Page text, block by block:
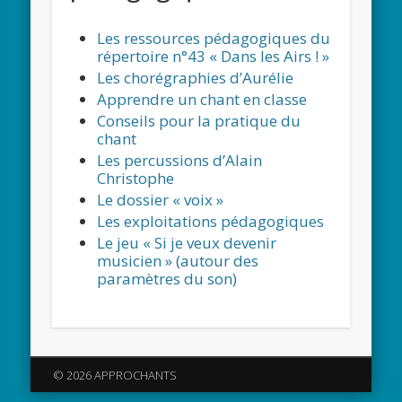
Les ressources pédagogiques du
répertoire n°43 « Dans les Airs ! »
Les chorégraphies d’Aurélie
Apprendre un chant en classe
Conseils pour la pratique du
chant
Les percussions d’Alain
Christophe
Le dossier « voix »
Les exploitations pédagogiques
Le jeu « Si je veux devenir
musicien » (autour des
paramètres du son)
© 2026 APPROCHANTS